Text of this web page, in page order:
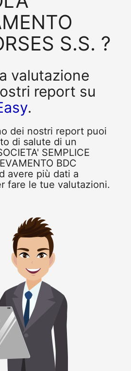
S.S. ?
valutazione
report su
.
dei nostri report puoi
di salute di un
SEMPLICE
BDC
avere più dati a
fare le tue valutazioni.